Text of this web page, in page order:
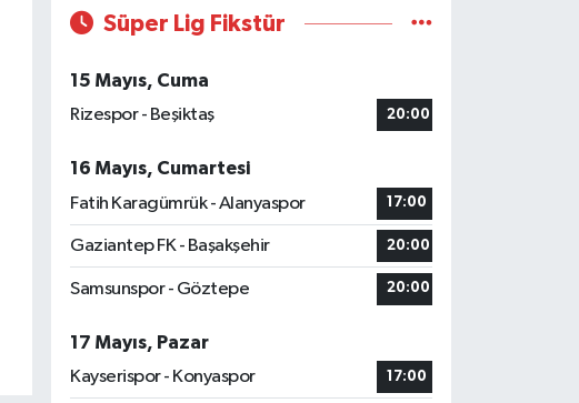
Süper Lig Fikstür
15 Mayıs, Cuma
Rizespor - Beşiktaş
20:00
16 Mayıs, Cumartesi
Fatih Karagümrük - Alanyaspor
17:00
Gaziantep FK - Başakşehir 20:00
Samsunspor - Göztepe 20:00
17 Mayıs, Pazar
Kayserispor - Konyaspor
17:00